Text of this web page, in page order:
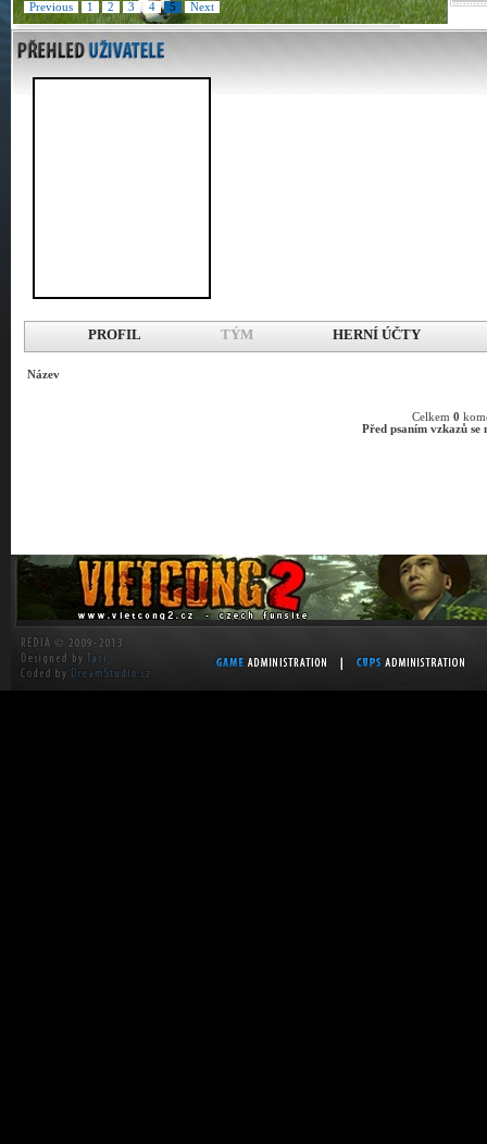
Previous 1 2 3 4 5 Next
PROFIL TÝM HERNÍ ÚČTY
Název
Celkem 0
Před psaním vzkazů se